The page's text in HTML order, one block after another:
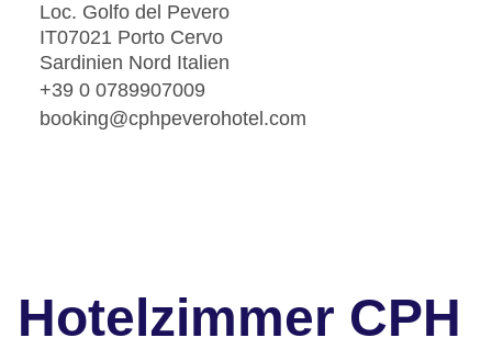
Loc. Golfo del Pevero
IT07021 Porto Cervo
Sardinien Nord Italien
+39 0 0789907009
booking@cphpeverohotel.com
Hotelzimmer CPH